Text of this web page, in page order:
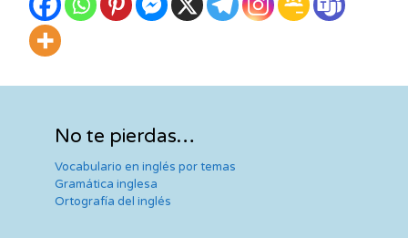
No te pierdas…
Vocabulario en inglés por temas
Gramática inglesa
Ortografía del inglés